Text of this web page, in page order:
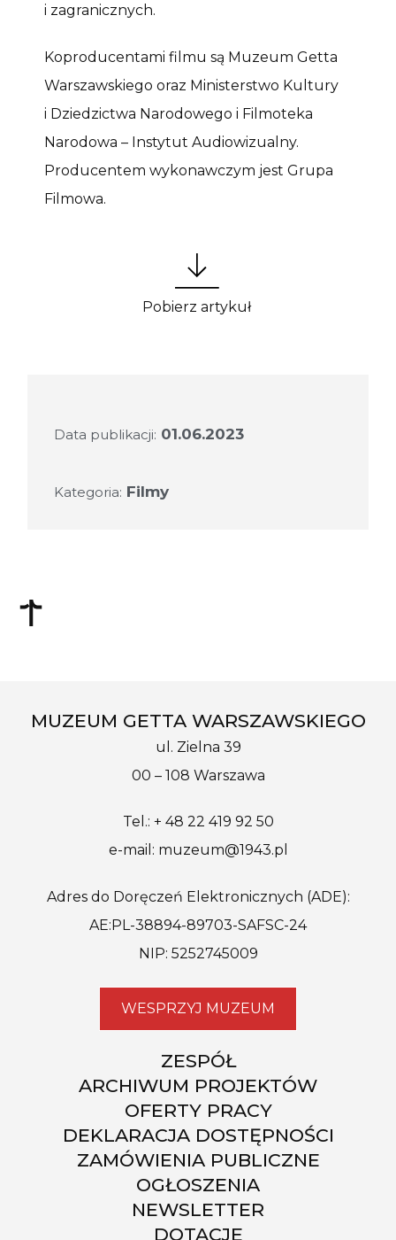
i zagranicznych.
Koproducentami filmu są Muzeum Getta
Warszawskiego oraz Ministerstwo Kultury
i Dziedzictwa Narodowego i Filmoteka
Narodowa – Instytut Audiowizualny.
Producentem wykonawczym jest Grupa
Filmowa.
Pobierz artykuł
Data publikacji: 01.06.2023
Kategoria: Filmy
MUZEUM GETTA WARSZAWSKIEGO
ul. Zielna 39
00 – 108 Warszawa
Tel.: + 48 22 419 92 50
e-mail: muzeum@1943.pl
Adres do Doręczeń Elektronicznych (ADE):
AE:PL-38894-89703-SAFSC-24
NIP: 5252745009
WESPRZYJ MUZEUM
ZESPÓŁ
ARCHIWUM PROJEKTÓW
OFERTY PRACY
DEKLARACJA DOSTĘPNOŚCI
ZAMÓWIENIA PUBLICZNE
OGŁOSZENIA
NEWSLETTER
DOTACJE